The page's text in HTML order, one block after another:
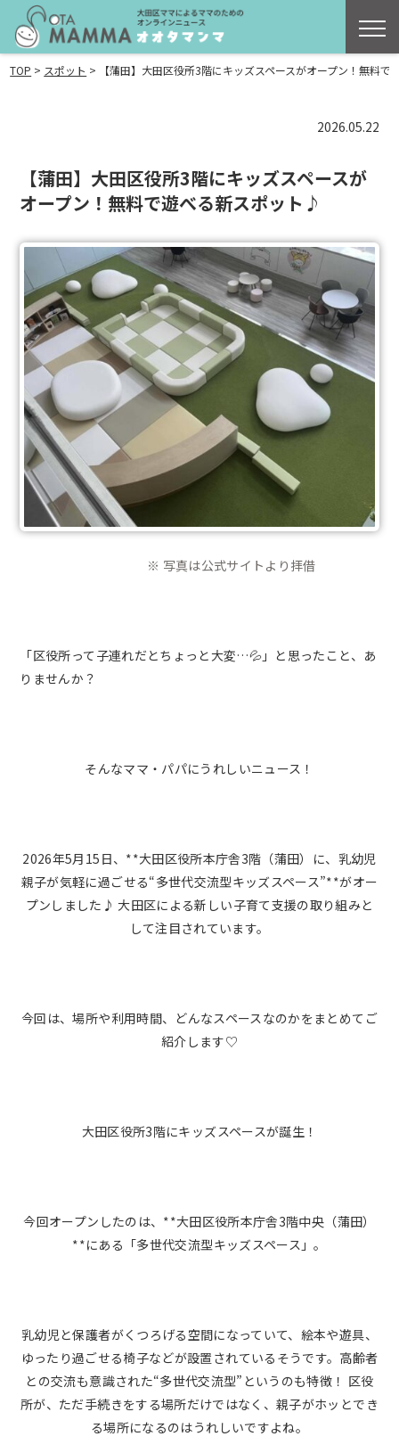
TOP > スポット > 【蒲田】大田区役所3階にキッズスペースがオープン！無料
2026.05.22
【蒲田】大田区役所3階にキッズスペースが
オープン！無料で遊べる新スポット♪
※ 写真は公式サイトより拝借
「区役所って子連れだとちょっと大変…💦」と思ったこと、あ
りませんか？
そんなママ・パパにうれしいニュース！
2026年5月15日、**大田区役所本庁舎3階（蒲田）に、乳幼児
親子が気軽に過ごせる“多世代交流型キッズスペース”**がオー
プンしました♪ 大田区による新しい子育て支援の取り組みと
して注目されています。
今回は、場所や利用時間、どんなスペースなのかをまとめてご
紹介します♡
大田区役所3階にキッズスペースが誕生！
今回オープンしたのは、**大田区役所本庁舎3階中央（蒲田）
**にある「多世代交流型キッズスペース」。
乳幼児と保護者がくつろげる空間になっていて、絵本や遊具、
ゆったり過ごせる椅子などが設置されているそうです。高齢者
との交流も意識された“多世代交流型”というのも特徴！ 区役
所が、ただ手続きをする場所だけではなく、親子がホッとでき
る場所になるのはうれしいですよね。